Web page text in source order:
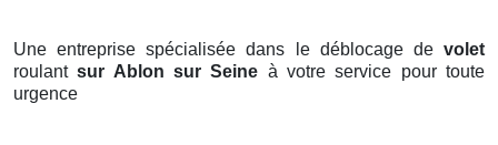
Une entreprise spécialisée dans le déblocage de volet
roulantsur Ablon sur Seine à votre service pour toute
urgence